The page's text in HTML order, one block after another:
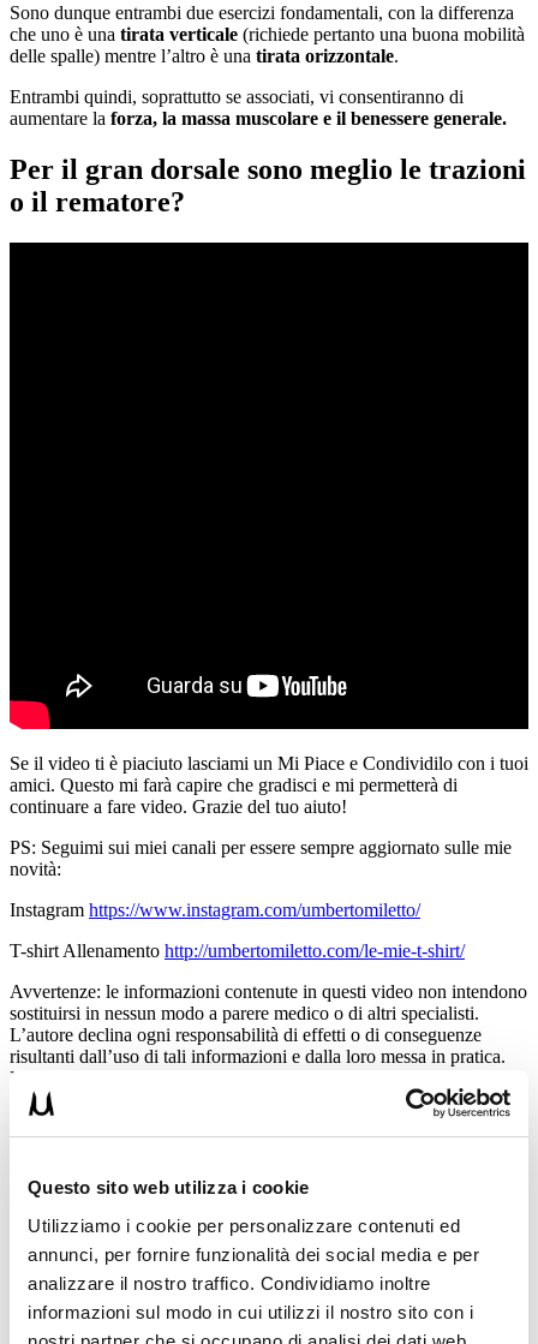
Questo sito web utilizza i cookie
Utilizziamo i cookie per personalizzare contenuti ed
annunci, per fornire funzionalità dei social media e per
analizzare il nostro traffico. Condividiamo inoltre
informazioni sul modo in cui utilizzi il nostro sito con i
Sono dunque entrambi due esercizi fondamentali, con la differenza
che uno è una tirata verticale (richiede pertanto una buona mobilità
delle spalle) mentre l’altro è una tirata orizzontale.
Entrambi quindi, soprattutto se associati, vi consentiranno di
aumentare la forza, la massa muscolare e il benessere generale.
Per il gran dorsale sono meglio le trazioni
o il rematore?
Se il video ti è piaciuto lasciami un Mi Piace e Condividilo con i tuoi
amici. Questo mi farà capire che gradisci e mi permetterà di
continuare a fare video. Grazie del tuo aiuto!
PS: Seguimi sui miei canali per essere sempre aggiornato sulle mie
novità:
Instagram https://www.instagram.com/umbertomiletto/
‍T-shirt Allenamento http://umbertomiletto.com/le-mie-t-shirt/
Avvertenze: le informazioni contenute in questi video non intendono
sostituirsi in nessun modo a parere medico o di altri specialisti.
L’autore declina ogni responsabilità di effetti o di conseguenze
risultanti dall’uso di tali informazioni e dalla loro messa in pratica.
L’allenamento con sovraccarichi, a corpo libero, con i kettlebell, con
il trx, e con altri attrezzi può causare infortuni si consiglia pertanto di
prestare la massima attenzione e di eseguire esercizi e metodologie
adatte al proprio livello di forma. Consultare il proprio medico di
regime alimentare.
Condividi:
X